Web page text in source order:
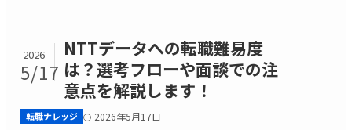
2026
5/17
NTTデータへの転職難易度
は？選考フローや面談での注
意点を解説します！
転職ナレッジ 2026年5月17日